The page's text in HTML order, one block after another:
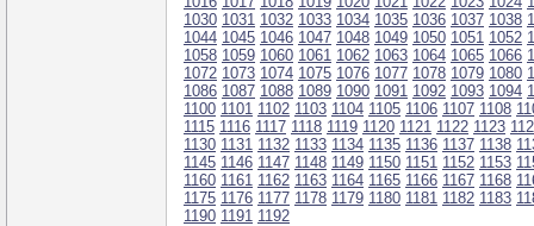
1030 1031 1032 1033 1034 1035 1036 1037 1038
1044 1045 1046 1047 1048 1049 1050 1051 1052
1058 1059 1060 1061 1062 1063 1064 1065 1066
1072 1073 1074 1075 1076 1077 1078 1079 1080
1086 1087 1088 1089 1090 1091 1092 1093 1094
1100 1101 1102 1103 1104 1105 1106 1107 1108
1115 1116 1117 1118 1119 1120 1121 1122 1123
1130 1131 1132 1133 1134 1135 1136 1137 1138
1145 1146 1147 1148 1149 1150 1151 1152 1153
1160 1161 1162 1163 1164 1165 1166 1167 1168
1175 1176 1177 1178 1179 1180 1181 1182 1183
1190 1191 1192